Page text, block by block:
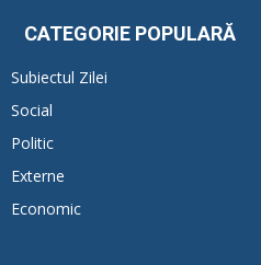
CATEGORIE POPULARĂ
Subiectul Zilei
Social
Politic
Externe
Economic